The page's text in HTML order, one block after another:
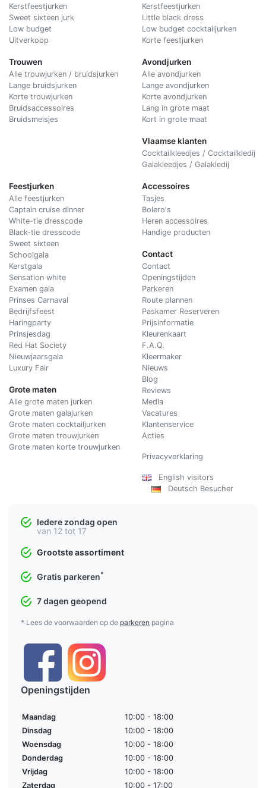
Kerstfeestjurken
Sweet sixteen jurk
Low budget
Uitverkoop
Trouwen
Alle trouwjurken / bruidsjurken
Lange bruidsjurken
Korte trouwjurken
Bruidsaccessoires
Bruidsmeisjes
Kerstfeestjurken
Little black dress
Low budget cocktailjurken
Korte feestjurken
Avondjurken
Alle avondjurken
Lange avondjurken
Korte avondjurken
Lang in grote maat
Kort in grote maat
Vlaamse klanten
Cocktailkleedjes / Cocktailkledij
Galakleedjes / Galakledij
Feestjurken
Alle feestjurken
Captain cruise dinner
White-tie dresscode
Black-tie dresscode
Sweet sixteen
Schoolgala
Kerstgala
Sensation white
Examen gala
Prinses Carnaval
Bedrijfsfeest
Haringparty
Prinsjesdag
Red Hat Society
Nieuwjaarsgala
Luxury Fair
Grote maten
Alle grote maten jurken
Grote maten galajurken
Grote maten cocktailjurken
Grote maten trouwjurken
Grote maten korte trouwjurken
Accessoires
Tasjes
Bolero's
Heren accessoires
Handige producten
Contact
Contact
Openingstijden
Parkeren
Route plannen
Paskamer Reserveren
Prijsinformatie
Kleurenkaart
F.A.Q.
Kleermaker
Nieuws
Blog
Reviews
Media
Vacatures
Klantenservice
Acties
Privacyverklaring
English visitors
Deutsch Besucher
Iedere zondag open
van 12 tot 17
Grootste assortiment
Gratis parkeren*
7 dagen geopend
* Lees de voorwaarden op de parkeren pagina
Openingstijden
Maandag
10:00 - 18:00
Dinsdag
10:00 - 18:00
Woensdag
10:00 - 18:00
Donderdag
10:00 - 18:00
Vrijdag
10:00 - 18:00
Zaterdag
10:00 - 17:00